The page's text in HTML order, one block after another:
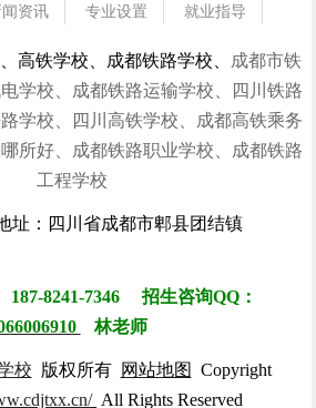
闻资讯 专业设置
就业指导
联系我们
高铁学校、成都铁路学校、
成都市铁
学校、成都铁路运输学校、四川铁路
学校、四川高铁学校、成都高铁乘务
所好、成都铁路职业学校、成都铁路
工程学校
址：四川省成都市郫县团结镇
8241-7346 招生咨询QQ：
林老师
校 版权所有 网站地图 Copyright
All Rights Reserved